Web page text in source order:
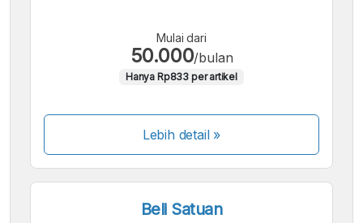
Mulai dari
50.000/bulan
Hanya Rp833 per artikel
Lebih detail »
Beli Satuan